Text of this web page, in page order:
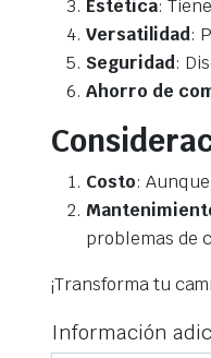
Estética:
Versatilidad:
Seguridad:
Ahorro de
Costo:
problemas de
¡Transforma tu
Información